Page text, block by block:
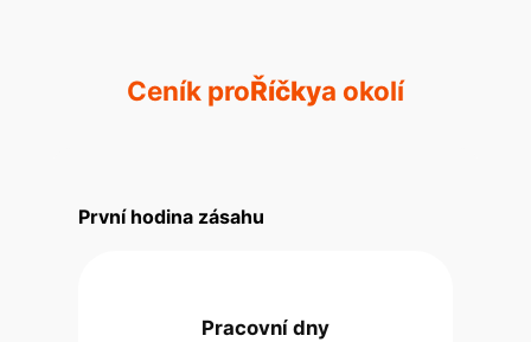
Ceník proŘíčkya okolí
První hodina zásahu
Pracovní dny